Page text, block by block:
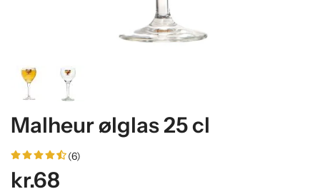
Malheur ølglas 25 cl
(6)
kr.68